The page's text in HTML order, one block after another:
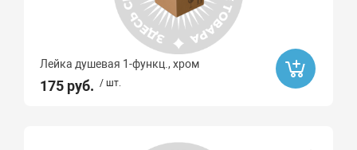
Лейка душевая 1-функц., хром
175 руб. / шт.